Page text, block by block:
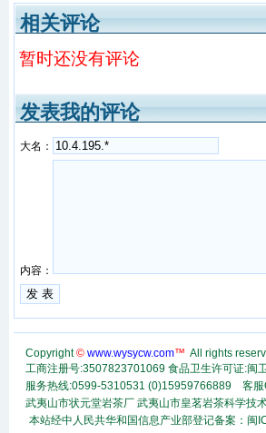
目涉及茶旅、交通、美丽乡村建设...
相关评论
暂时还没有评论
发表我的评论
大名：
内容：
Copyright© www.wysycw.com™ All rights
工商注册号:3507823701069 食品卫生许可证:闽
服务热线:0599-5310531 (0)15959766889 客
武夷山市状元堂岩茶厂 武夷山市皇茗岩茶科学技
本站经中人民共华和国信息产业部登记备案：闽